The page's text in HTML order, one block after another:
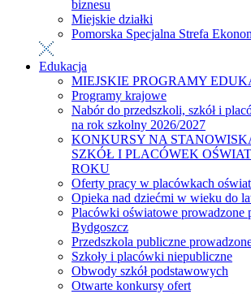
biznesu
Miejskie działki
Pomorska Specjalna Strefa
Edukacja
MIEJSKIE PROGRAMY
Programy krajowe
Nabór do przedszkoli, szkół i
na rok szkolny 2026/2027
KONKURSY NA
SZKÓŁ I PLACÓWEK
ROKU
Oferty pracy w placówkach
Opieka nad dziećmi w wieku do
Placówki oświatowe prowadzone
Bydgoszcz
Przedszkola publiczne
Szkoły i placówki niepubliczne
Obwody szkół podstawowych
Otwarte konkursy ofert